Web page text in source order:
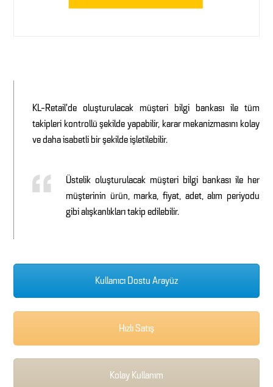
KL-Retail’de oluşturulacak müşteri bilgi bankası ile tüm
takipleri kontrollü şekilde yapabilir, karar mekanizmasını kolay
ve daha isabetli bir şekilde işletilebilir.
Üstelik oluşturulacak müşteri bilgi bankası ile her
müşterinin ürün, marka, fiyat, adet, alım periyodu
gibi alışkanlıkları takip edilebilir.
Kullanıcı Dostu Arayüz
Hızlı Satış
Kolay Kullanım